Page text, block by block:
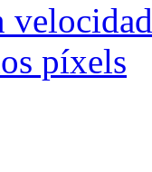
velocidad
píxels